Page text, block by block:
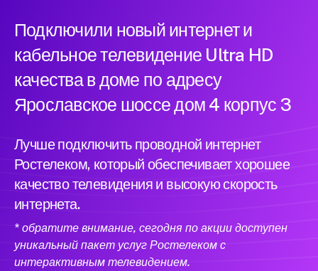
Подключили новый интернет и
кабельное телевидение Ultra HD
качества в доме по адресу
Ярославское шоссе дом 4 корпус 3
Лучше подключить проводной интернет
Ростелеком, который обеспечивает хорошее
качество телевидения и высокую скорость
интернета.
* обратите внимание, сегодня по акции доступен
уникальный пакет услуг Ростелеком с
интерактивным телевидением.